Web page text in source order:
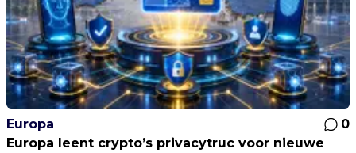
Europa
0
Europa leent crypto’s privacytruc voor nieuwe